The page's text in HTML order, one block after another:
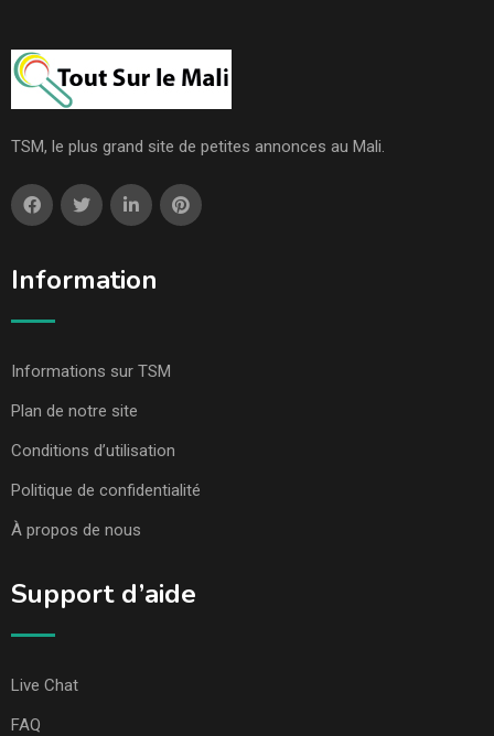
TSM, le plus grand site de petites annonces au Mali.
Information
Informations sur TSM
Plan de notre site
Conditions d’utilisation
Politique de confidentialité
À propos de nous
Support d’aide
Live Chat
FAQ